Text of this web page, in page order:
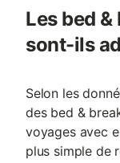
Les bed
sont-ils
Selon les
des bed &
voyages avec
plus simple de